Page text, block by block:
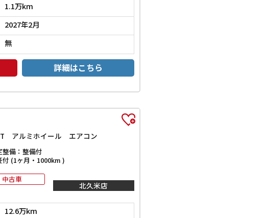
1.1万km
2027年2月
無
詳細はこちら
アルミホイール エアコン
整備：整備付
付 (1ヶ月・1000km )
中古車
北久米店
12.6万km